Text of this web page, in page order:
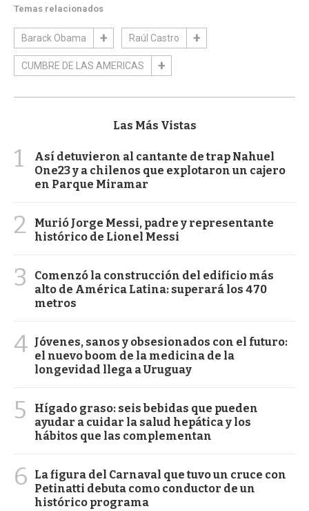
Temas relacionados
Barack Obama Raúl Castro
CUMBRE DE LAS AMERICAS
Las Más Vistas
1
Así detuvieron al cantante de trap Nahuel
One23 y a chilenos que explotaron un cajero
en Parque Miramar
2
Murió Jorge Messi, padre y representante
histórico de Lionel Messi
3
Comenzó la construcción del edificio más
alto de América Latina: superará los 470
metros
4 Jóvenes, sanos y obsesionados con el futuro:
el nuevo boom de la medicina de la
longevidad llega a Uruguay
5
Hígado graso: seis bebidas que pueden
ayudar a cuidar la salud hepática y los
hábitos que las complementan
6
La figura del Carnaval que tuvo un cruce con
Petinatti debuta como conductor de un
histórico programa